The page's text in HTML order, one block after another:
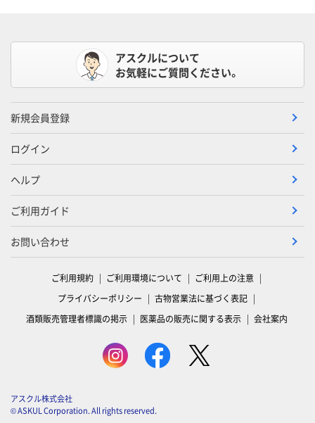
アスクルについて
お気軽にご質問ください。
新規会員登録
ログイン
ヘルプ
ご利用ガイド
お問い合わせ
ご利用規約 ご利用環境について
ご利用上の注意
プライバシーポリシー
古物営業法に基づく表記
酒類販売管理者標識の掲示
医薬品の販売に関する表示 会社案内
アスクル株式会社
© ASKUL Corporation. All rights reserved.